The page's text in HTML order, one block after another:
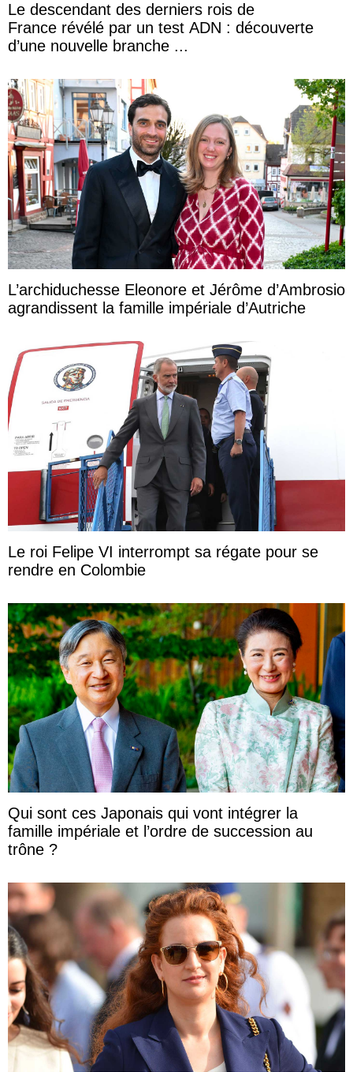
Le descendant des derniers rois de
France révélé par un test ADN : découverte
d’une nouvelle branche ...
L’archiduchesse Eleonore et Jérôme d’Ambrosio
agrandissent la famille impériale d’Autriche
Le roi Felipe VI interrompt sa régate pour se
rendre en Colombie
Qui sont ces Japonais qui vont intégrer la
famille impériale et l’ordre de succession au
trône ?